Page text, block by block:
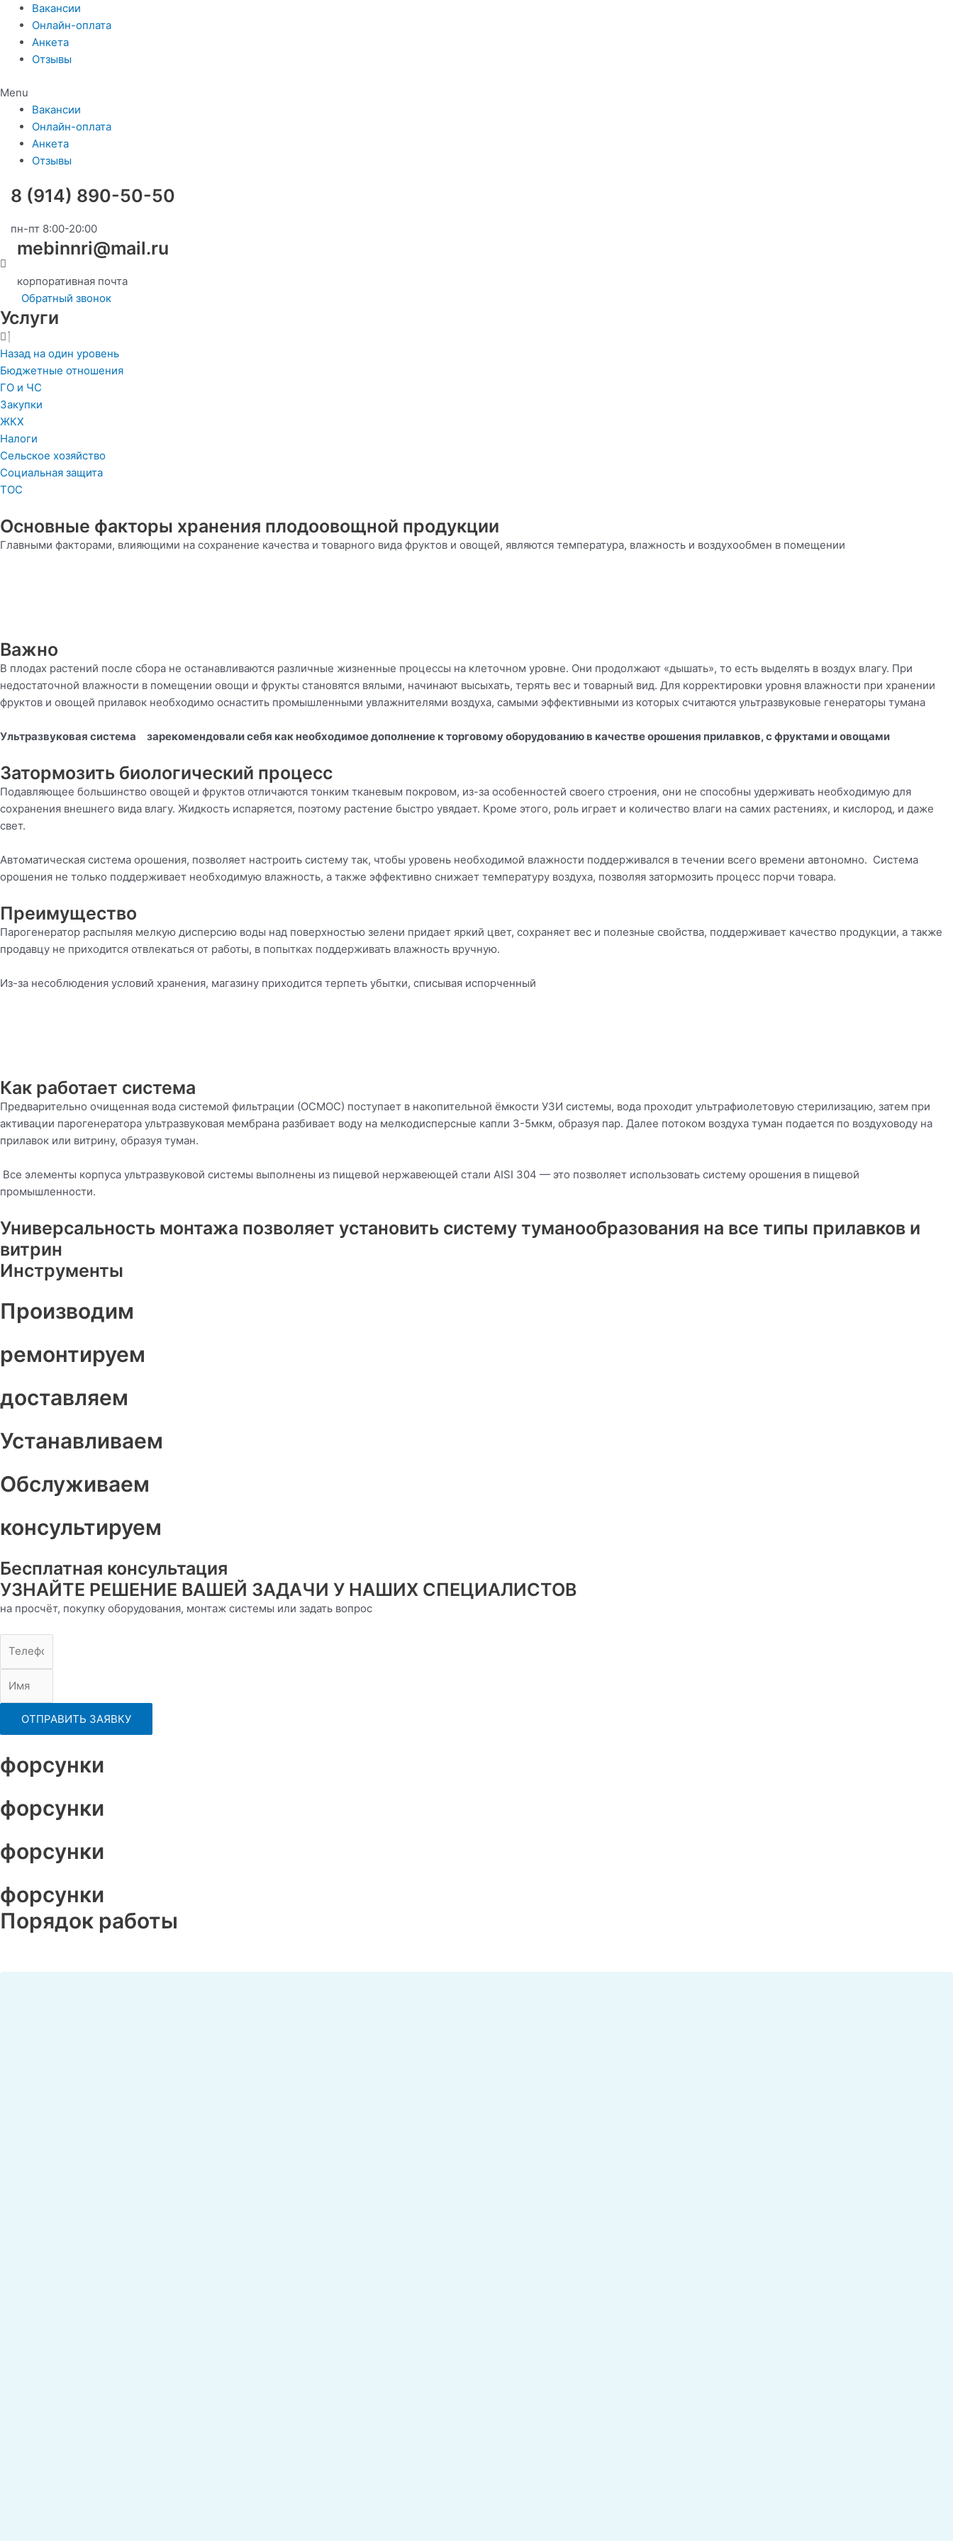
Перейти
содержимому
Вакансии
Онлайн-оплата
Анкета
Отзывы
Menu
Вакансии
Онлайн-оплата
Анкета
Отзывы
8 (914) 890-50-50
пн-пт 8:00-20:00
mebinnri@mail.ru
корпоративная почта
Обратный звонок
Услуги
Назад на один уровень
Бюджетные отношения
ГО и ЧС
Закупки
ЖКХ
Налоги
Сельское хозяйство
Социальная защита
ТОС
Основные факторы хранения плодоовощной продукции
Главными факторами, влияющими на сохранение качества и товарного вида фруктов и овощей, являются температура, влажность и воздухообмен в помещении
Важно
В плодах растений после сбора не останавливаются различные жизненные процессы на клеточном уровне. Они продолжают «дышать», то есть выделять в воздух влагу. При
недостаточной влажности в помещении овощи и фрукты становятся вялыми, начинают высыхать, терять вес и товарный вид. Для корректировки уровня влажности при хранении
фруктов и овощей прилавок необходимо оснастить промышленными увлажнителями воздуха, самыми эффективными из которых считаются ультразвуковые генераторы тумана
Ультразвуковая система зарекомендовали себя как необходимое дополнение к торговому оборудованию в качестве орошения прилавков, с фруктами и овощами
Затормозить биологический процесс
Подавляющее большинство овощей и фруктов отличаются тонким тканевым покровом, из-за особенностей своего строения, они не способны удерживать необходимую для
сохранения внешнего вида влагу. Жидкость испаряется, поэтому растение быстро увядает. Кроме этого, роль играет и количество влаги на самих растениях, и кислород, и даже
свет.
Автоматическая система орошения, позволяет настроить систему так, чтобы уровень необходимой влажности поддерживался в течении всего времени автономно. Система
орошения не только поддерживает необходимую влажность, а также эффективно снижает температуру воздуха, позволяя затормозить процесс порчи товара.
Преимущество
Парогенератор распыляя мелкую дисперсию воды над поверхностью зелени придает яркий цвет, сохраняет вес и полезные свойства, поддерживает качество продукции, а также
продавцу не приходится отвлекаться от работы, в попытках поддерживать влажность вручную.
Из-за несоблюдения условий хранения, магазину приходится терпеть убытки, списывая испорченный
Как работает система
Предварительно очищенная вода системой фильтрации (ОСМОС) поступает в накопительной ёмкости УЗИ системы, вода проходит ультрафиолетовую стерилизацию, затем при
активации парогенератора ультразвуковая мембрана разбивает воду на мелкодисперсные капли 3-5мкм, образуя пар. Далее потоком воздуха туман подается по воздуховоду на
прилавок или витрину, образуя туман.
Все элементы корпуса ультразвуковой системы выполнены из пищевой нержавеющей стали AISI 304 — это позволяет использовать систему орошения в пищевой
промышленности.
Универсальность монтажа позволяет установить систему туманообразования на все типы прилавков и
витрин
Инструменты
Производим
ремонтируем
доставляем
Устанавливаем
Обслуживаем
консультируем
Бесплатная консультация
УЗНАЙТЕ РЕШЕНИЕ ВАШЕЙ ЗАДАЧИ У НАШИХ СПЕЦИАЛИСТОВ
на просчёт, покупку оборудования, монтаж системы или задать вопрос
ОТПРАВИТЬ ЗАЯВКУ
форсунки
форсунки
форсунки
форсунки
Порядок работы